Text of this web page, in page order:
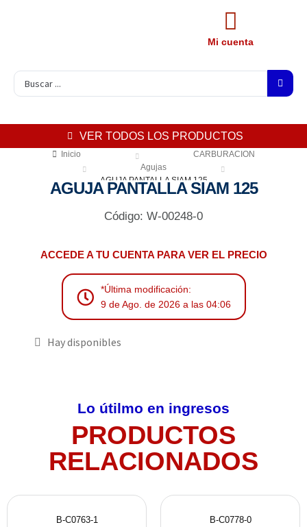
Mi cuenta
VER TODOS LOS PRODUCTOS
Inicio
CARBURACION
Agujas
AGUJA PANTALLA SIAM 125
AGUJA PANTALLA SIAM 125
Código: W-00248-0
ACCEDE A TU CUENTA PARA VER EL PRECIO
*Última modificación:
9 de Ago. de 2026 a las 04:06
Hay disponibles
Lo útilmo en ingresos
PRODUCTOS
RELACIONADOS
B-C0763-1 B-C0778-0